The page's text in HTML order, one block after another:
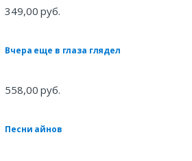
349,00 руб.
Вчера еще в глаза глядел
558,00 руб.
Песни айнов